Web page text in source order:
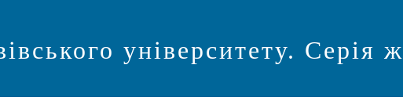
університету. Серія